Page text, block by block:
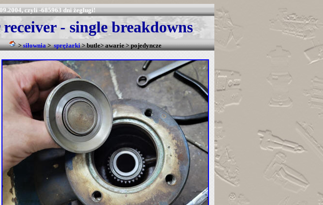
czyli -685963 dni żeglugi!
- single breakdowns
>siłownia>sprężarki> butle> awarie > pojedyncze